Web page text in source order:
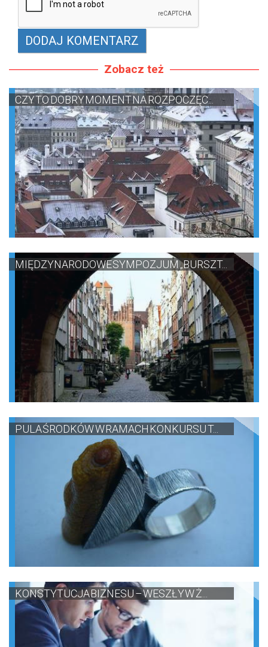
Zobacz też
CZY TO DOBRY MOMENT NA ROZPOCZĘC...
MIĘDZYNARODOWE SYMPOZJUM „BURSZT...
PULA ŚRODKÓW W RAMACH KONKURSU T...
KONSTYTUCJA BIZNESU – WESZŁY W Ż...